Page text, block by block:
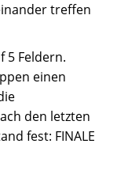
treffen
5 Feldern.
einen
den letzten
fest: FINALE